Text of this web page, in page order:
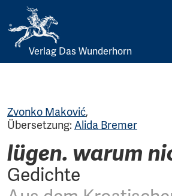
Skip
Verlag Das Wunderhorn
Zvonko Maković,
Übersetzung:Alida Bremer
lügen. warum
Gedichte